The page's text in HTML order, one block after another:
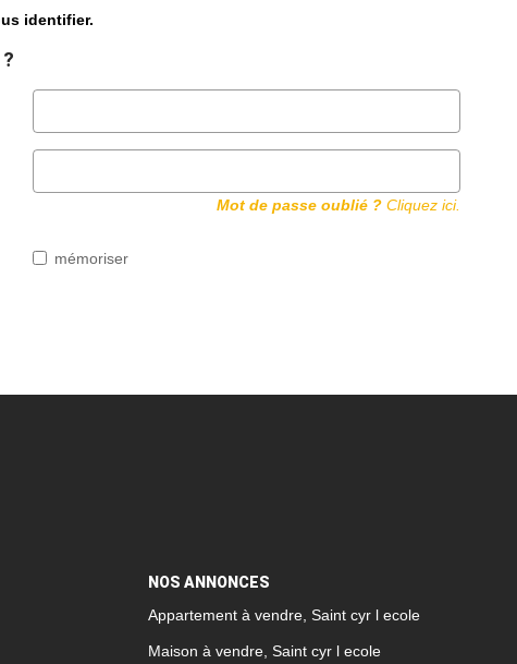
identifier.
Mot de passe oublié ?Cliquez ici.
mémoriser
NOS ANNONCES
Appartement à vendre, Saint cyr l ecole
Maison à vendre, Saint cyr l ecole